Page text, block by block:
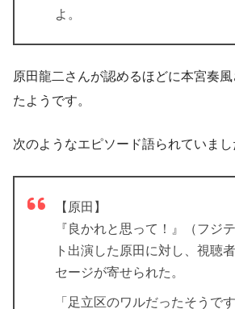
よ。
原田龍二さんが認めるほどに本宮奏
たようです。
次のようなエピソード語られていまし
【原田】
『良かれと思って！』（フジ
ト出演した原田に対し、視聴
セージが寄せられた。
「足立区のワルだったそうで